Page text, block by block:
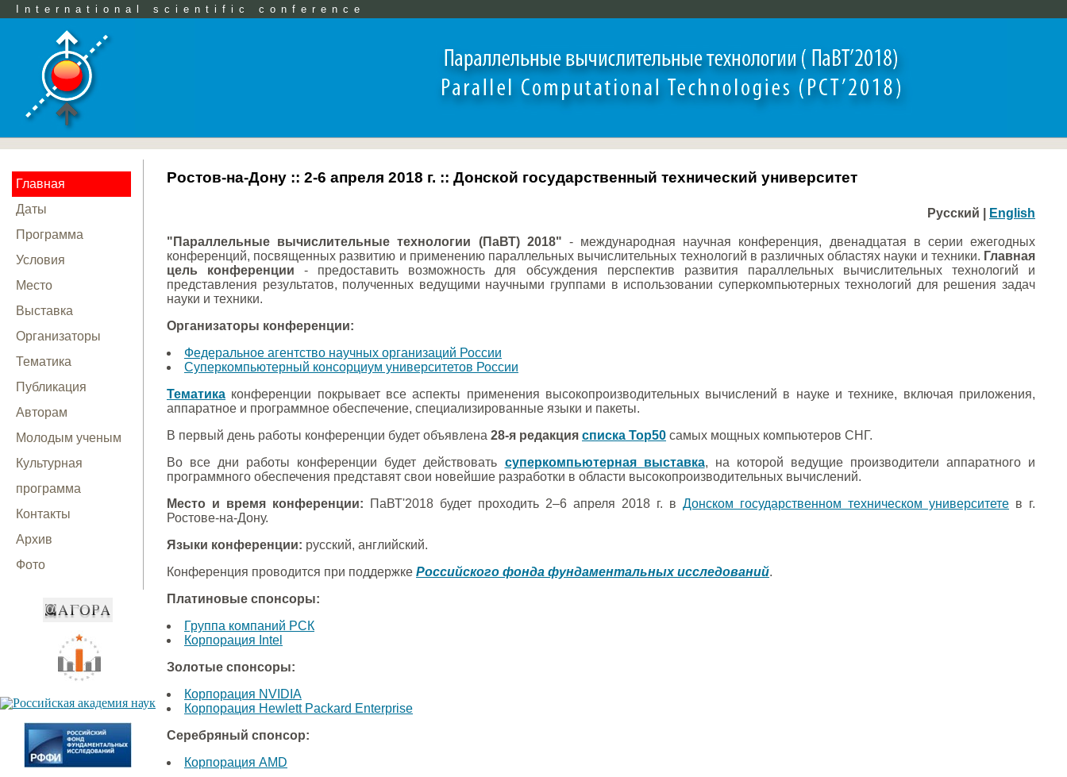
International scientific conference
Главная
Даты
Программа
Условия
Место
Выставка
Организаторы
Тематика
Публикация
Авторам
Молодым ученым
Культурная
программа
Контакты
Архив
Фото
Ростов-на-Дону :: 2-6 апреля 2018 г. :: Донской государственный технический университет
Русский | English
"Параллельные вычислительные технологии (ПаВТ) 2018" - международная научная конференция, двенадцатая в серии ежегодных
конференций, посвященных развитию и применению параллельных вычислительных технологий в различных областях науки и техники. Главная
цель конференции - предоставить возможность для обсуждения перспектив развития параллельных вычислительных технологий и
представления результатов, полученных ведущими научными группами в использовании суперкомпьютерных технологий для решения задач
науки и техники.
Организаторы конференции:
Федеральное агентство научных организаций России
Суперкомпьютерный консорциум университетов России
Тематика конференции покрывает все аспекты применения высокопроизводительных вычислений в науке и технике, включая приложения,
аппаратное и программное обеспечение, специализированные языки и пакеты.
В первый день работы конференции будет объявлена 28-я редакция списка Top50 самых мощных компьютеров СНГ.
Во все дни работы конференции будет действовать суперкомпьютерная выставка, на которой ведущие производители аппаратного и
программного обеспечения представят свои новейшие разработки в области высокопроизводительных вычислений.
Место и время конференции: ПаВТ'2018 будет проходить 2–6 апреля 2018 г. в Донском государственном техническом университете в г.
Ростове-на-Дону.
Языки конференции: русский, английский.
Конференция проводится при поддержке Российского фонда фундаментальных исследований.
Платиновые спонсоры:
Группа компаний РСК
Корпорация Intel
Золотые спонсоры:
Корпорация NVIDIA
Корпорация Hewlett Packard Enterprise
Серебряный спонсор:
Корпорация AMD